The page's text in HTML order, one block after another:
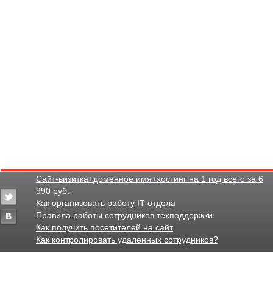
Сайт-визитка+доменное имя+хостинг на 1 год всего за 6
990 руб.
Как организовать работу IT-отдела
Правила работы сотрудников техподдержки
Как получить посетителей на сайт
Как контролировать удаленных сотрудников?